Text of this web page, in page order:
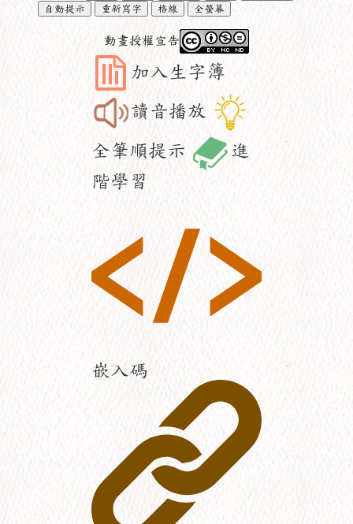
自動提示
重新寫字 格線 全螢幕
動畫授權宣告
加入生字簿
讀音播放
全筆順提示
進
階學習
嵌入碼